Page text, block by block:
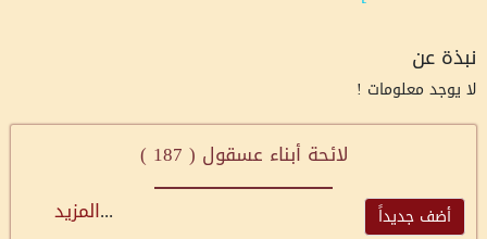
نبذة عن
لا يوجد معلومات !
لائحة أبناء عسقول ( 187
)
أضف جديداً ...المزيد